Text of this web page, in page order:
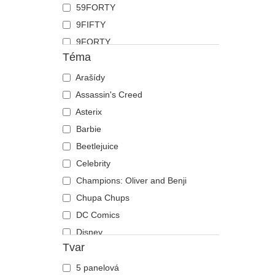
Koza
Krab
Kráva
Krokodýl
Kůň
Kuřátko
Labradorský retrívr
Lebka
Lev
Liška
Los
Lvice
Medvěd
Motýl
Mravenec
Myš
59FORTY
9FIFTY
9FORTY
9FORTY APEX
9FORTY M-Crown
9SEVENTY
9TWENTY
A Frame
Casual Classic
E Frame
Open Back
Runner
The 90s
The Ball
The Retro
The Snap
Téma
Arašídy
Assassin's Creed
Asterix
Barbie
Beetlejuice
Celebrity
Champions: Oliver and Benji
Chupa Chups
DC Comics
Disney
Dragon Ball
Harry Potter
Tvar
5 panelová